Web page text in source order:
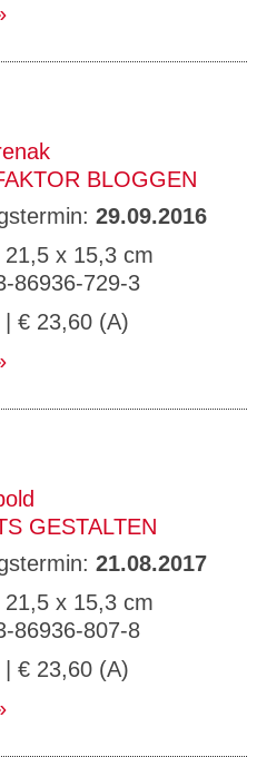
BLOGGEN
29.09.2016
x 15,3 cm
86936-729-3
| € 23,60 (A)
GESTALTEN
21.08.2017
x 15,3 cm
86936-807-8
| € 23,60 (A)